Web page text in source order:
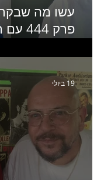
עשו מה
פרק
האחרון של
19 ביולי